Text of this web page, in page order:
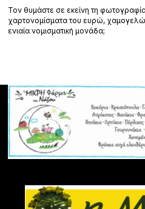
Τον θυμάστε σε εκείνη τη
χαρτονομίσματα του ευρώ,
ενιαία νομισματική μονάδα;